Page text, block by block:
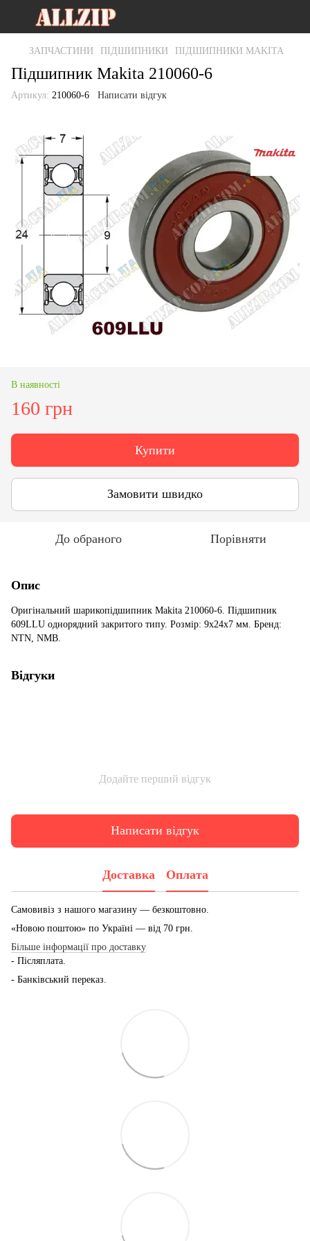
ЗАПЧАСТИНИ ПІДШИПНИКИ ПІДШИПНИКИ MAKITA
Підшипник Makita 210060-6
Артикул: 210060-6 Написати відгук
В наявності
160 грн
Купити
Замовити швидко
До обраного Порівняти
Опис
Оригінальний шарикопідшипник Makita 210060-6. Підшипник
609LLU однорядний закритого типу. Розмір: 9x24x7 мм. Бренд:
NTN, NMB.
Відгуки
Додайте перший відгук
Написати відгук
Доставка Оплата
Самовивіз з нашого магазину — безкоштовно.
«Новою поштою» по Україні — від 70 грн.
Більше інформації про доставку
- Післяплата.
- Банківський переказ.